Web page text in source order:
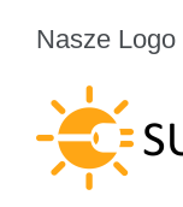
Nasze Logo